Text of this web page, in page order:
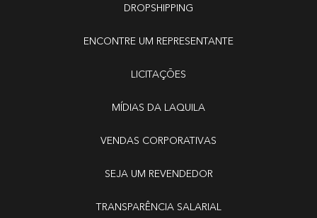
DROPSHIPPING
ENCONTRE UM REPRESENTANTE
LICITAÇÕES
MÍDIAS DA LAQUILA
VENDAS CORPORATIVAS
SEJA UM REVENDEDOR
TRANSPARÊNCIA SALARIAL